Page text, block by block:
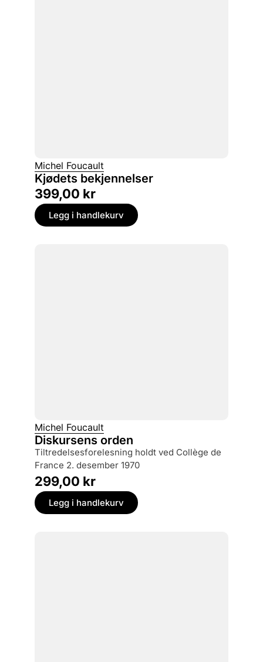
Michel Foucault
Kjødets bekjennelser
399,00 kr
Legg i handlekurv
Michel Foucault
Diskursens orden
tiltredelsesforelesning holdt ved Collège de
France 2. desember 1970
299,00 kr
Legg i handlekurv